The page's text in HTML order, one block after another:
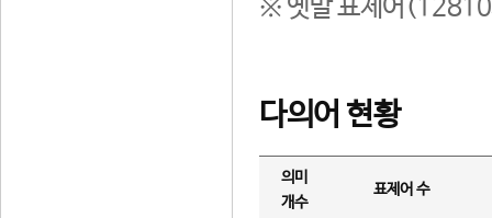
※ 옛말 표제어(12810
다의어 현황
의미
개수
표제어 수